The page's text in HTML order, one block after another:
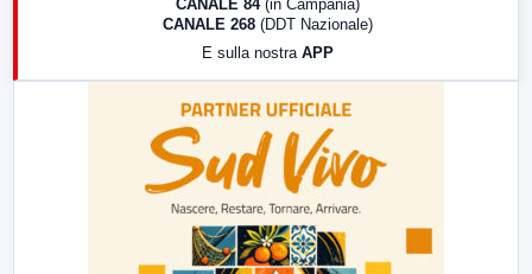
CANALE 84 (in Campania)
CANALE 268 (DDT Nazionale)
E sulla nostra APP